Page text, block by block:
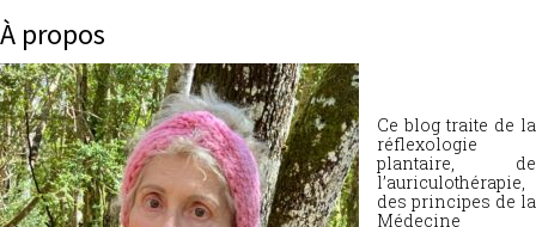
À propos
Ce blog traite de la
réflexologie
plantaire, de
l’auriculothérapie,
des principes de la
Médecine